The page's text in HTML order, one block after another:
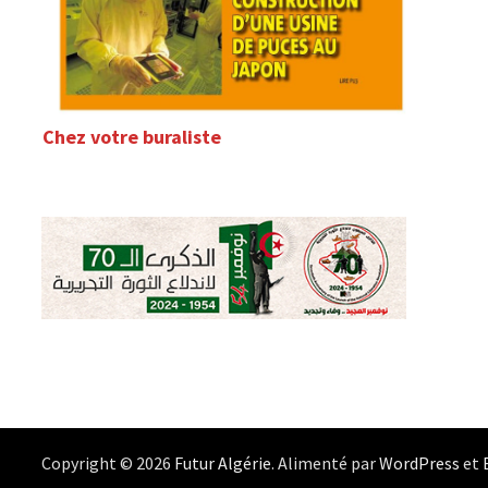
Chez votre buraliste
Copyright © 2026 Futur Algérie. Alimenté parWordPress et